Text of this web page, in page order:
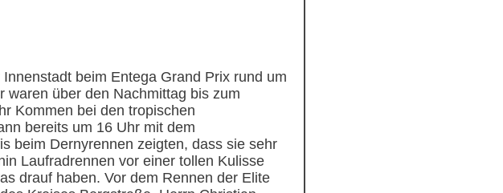
beim Entega Grand Prix rund um
waren über den Nachmittag bis zum
Kommen bei den tropischen
bereits um 16 Uhr mit dem
beim Dernyrennen zeigten, dass sie sehr
Laufradrennen vor einer tollen Kulisse
drauf haben. Vor dem Rennen der Elite